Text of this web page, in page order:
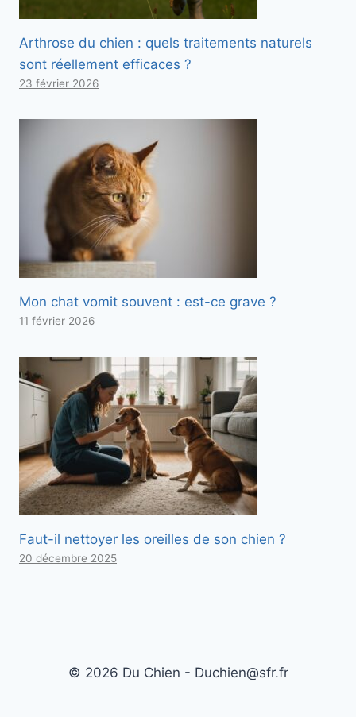
Arthrose du chien : quels traitements naturels
sont réellement efficaces ?
23 février 2026
Mon chat vomit souvent : est-ce grave ?
11 février 2026
Faut-il nettoyer les oreilles de son chien ?
20 décembre 2025
© 2026 Du Chien - Duchien@sfr.fr